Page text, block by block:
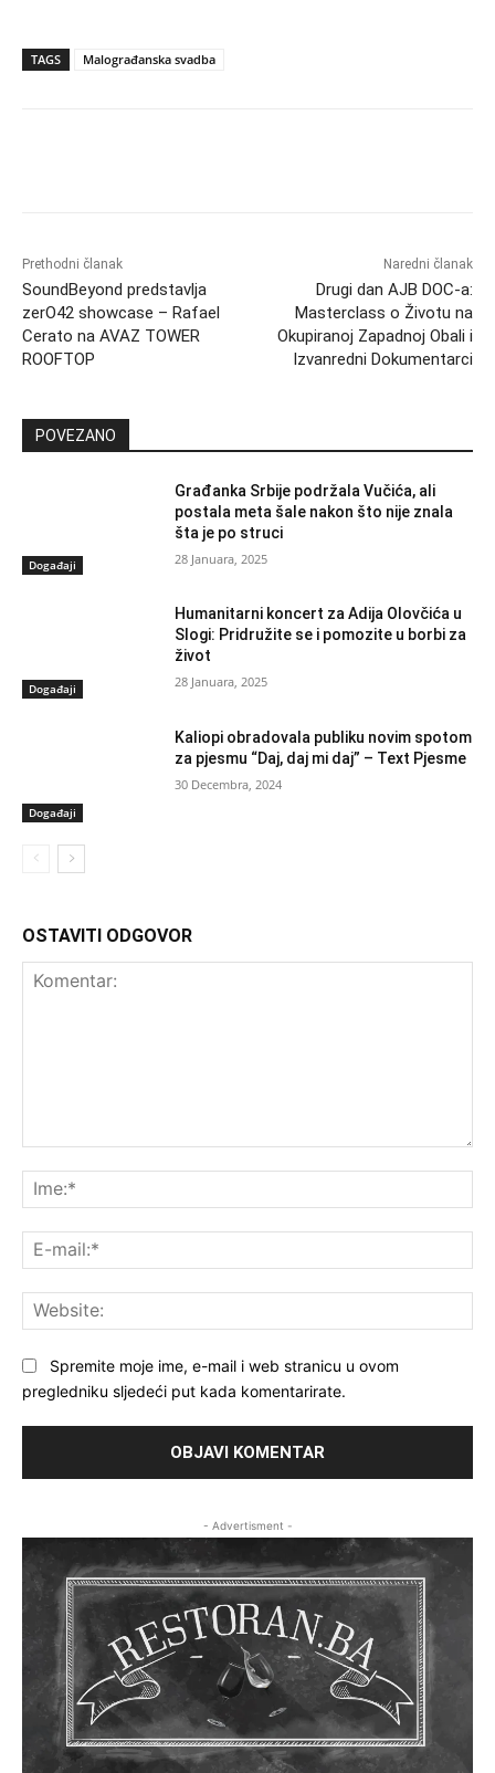
TAGS Malograđanska svadba
Prethodni članak
SoundBeyond predstavlja
zerO42 showcase – Rafael
Cerato na AVAZ TOWER
ROOFTOP
Naredni članak
Drugi dan AJB DOC-a:
Masterclass o Životu na
Okupiranoj Zapadnoj Obali i
Izvanredni Dokumentarci
POVEZANO
Događaji
Građanka Srbije podržala Vučića, ali
postala meta šale nakon što nije znala
šta je po struci
28 Januara, 2025
Događaji
Humanitarni koncert za Adija Olovčića u
Slogi: Pridružite se i pomozite u borbi za
život
28 Januara, 2025
Događaji
Kaliopi obradovala publiku novim spotom
za pjesmu “Daj, daj mi daj” – Text Pjesme
30 Decembra, 2024
OSTAVITI ODGOVOR
Spremite moje ime, e-mail i web stranicu u ovom
pregledniku sljedeći put kada komentarirate.
- Advertisment -